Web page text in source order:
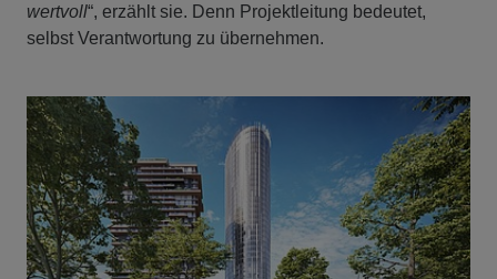
wertvoll“, erzählt sie. Denn Projektleitung bedeutet,
selbst Verantwortung zu übernehmen.